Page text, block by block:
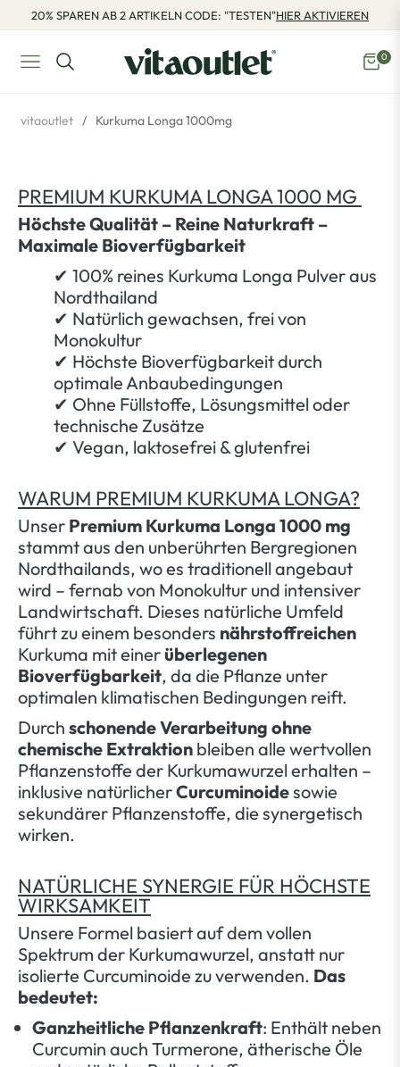
20% SPAREN AB 2 ARTIKELN CODE: "TESTEN"HIER AKTIVIEREN
Navigation
0
vitaoutlet / Kurkuma Longa 1000mg
PREMIUM KURKUMA LONGA 1000 MG
Höchste Qualität – Reine Naturkraft –
Maximale Bioverfügbarkeit
✔ 100% reines Kurkuma Longa Pulver aus
Nordthailand
✔ Natürlich gewachsen, frei von
Monokultur
✔ Höchste Bioverfügbarkeit durch
optimale Anbaubedingungen
✔ Ohne Füllstoffe, Lösungsmittel oder
technische Zusätze
✔ Vegan, laktosefrei & glutenfrei
WARUM PREMIUM KURKUMA LONGA?
Unser Premium Kurkuma Longa 1000 mg
stammt aus den unberührten Bergregionen
Nordthailands, wo es traditionell angebaut
wird – fernab von Monokultur und intensiver
Landwirtschaft. Dieses natürliche Umfeld
führt zu einem besonders nährstoffreichen
Kurkuma mit einerüberlegenen
Bioverfügbarkeit, da die Pflanze unter
optimalen klimatischen Bedingungen reift.
Durch schonende Verarbeitung ohne
chemische Extraktion bleiben alle wertvollen
Pflanzenstoffe der Kurkumawurzel erhalten –
inklusive natürlicherCurcuminoidesowie
sekundärer Pflanzenstoffe, die synergetisch
wirken.
NATÜRLICHE SYNERGIE FÜR HÖCHSTE
WIRKSAMKEIT
Unsere Formel basiert auf dem vollen
Spektrum der Kurkumawurzel, anstatt nur
isolierte Curcuminoide zu verwenden. Das
bedeutet:
Ganzheitliche Pflanzenkraft: Enthält neben
Curcumin auch Turmerone, ätherische Öle